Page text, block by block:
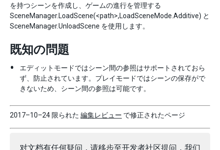
を持つシーンを作成し、ゲームの進行を管理する
SceneManager.LoadScene(<path>,LoadSceneMode.Additive) と
SceneManager.UnloadScene を使用します。
既知の問題
エディットモードではシーン間の参照はサポートされておら
ず、防止されています。プレイモードではシーンの保存がで
きないため、シーン間の参照は可能です。
2017–10–24 限られた 編集レビュー で修正されたページ
对文档有任何疑问，请移步至开发者社区提问，我们